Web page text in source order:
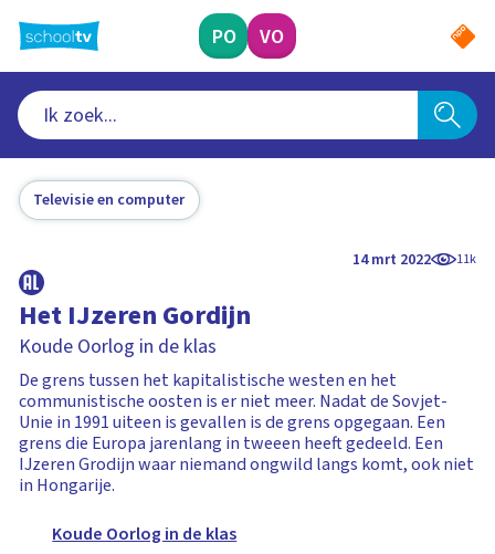
naar
hoofdinhoud
PO VO
Televisie en computer
14 mrt 2022 11k
Het IJzeren Gordijn
Koude Oorlog in de klas
De grens tussen het kapitalistische westen en het
communistische oosten is er niet meer. Nadat de Sovjet-
Unie in 1991 uiteen is gevallen is de grens opgegaan. Een
grens die Europa jarenlang in tweeen heeft gedeeld. Een
IJzeren Grodijn waar niemand ongwild langs komt, ook niet
in Hongarije.
Koude Oorlog in de klas